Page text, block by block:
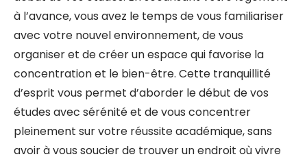
à l’avance, vous avez le temps de vous familiariser
avec votre nouvel environnement, de vous
organiser et de créer un espace qui favorise la
concentration et le bien-être. Cette tranquillité
d’esprit vous permet d’aborder le début de vos
études avec sérénité et de vous concentrer
pleinement sur votre réussite académique, sans
avoir à vous soucier de trouver un endroit où vivre